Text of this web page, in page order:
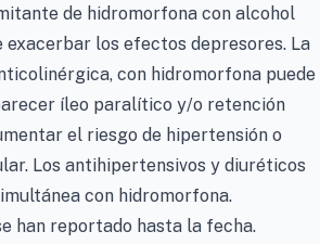
de hidromorfona con alcohol
los efectos depresores. La
con hidromorfona puede
íleo paralítico y/o retención
el riesgo de hipertensión o
Los antihipertensivos y diuréticos
con hidromorfona.
han reportado hasta la fecha.